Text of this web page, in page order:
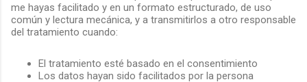
me hayas facilitado y en un formato estructurado, de uso
común y lectura mecánica, y a transmitirlos a otro responsable
del tratamiento cuando:
El tratamiento esté basado en el consentimiento
Los datos hayan sido facilitados por la persona